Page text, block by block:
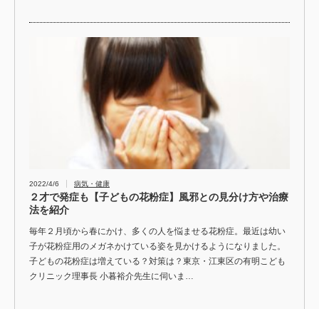
2022/4/6 病気・健康
２才で発症も【子どもの花粉症】風邪との見分け方や治療
法を紹介
毎年２月頃から春にかけ、多くの人を悩ませる花粉症。最近は幼い
子が花粉症用のメガネかけている姿を見かけるようになりました。
子どもの花粉症は増えている？対策は？東京・江東区の有明こども
クリニック理事長 小暮裕介先生に伺いま…